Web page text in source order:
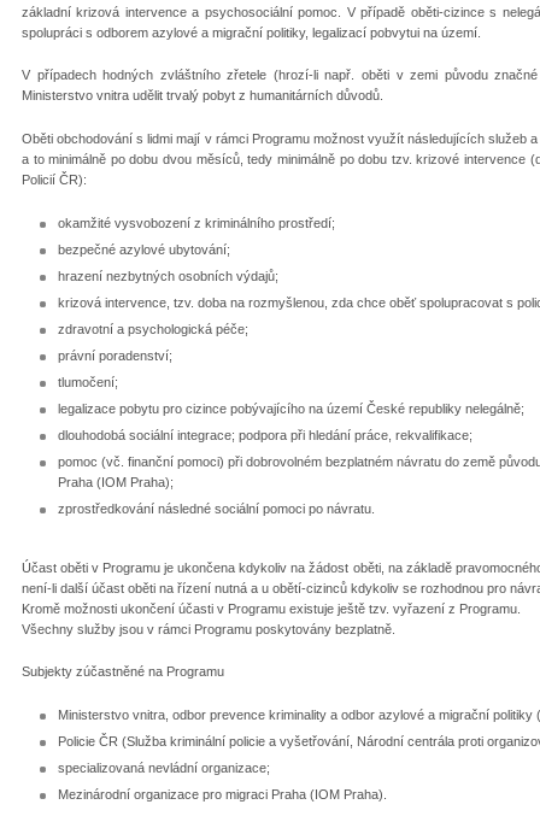
základní krizová intervence a psychosociální pomoc. V přípa­dě oběti-cizince s
spolupráci s odborem azylové a migrační politiky, legalizací pobvytui na území.
V případech hodných zvláštního zřetele (hrozí-li např. oběti v zemi původu
Ministerstvo vnitra udělit trvalý pobyt z humanitárních důvodů.
Oběti obchodování s lidmi mají v rámci Programu možnost využít následujících služeb
a to minimálně po dobu dvou měsíců, tedy minimálně po dobu tzv. krizové intervence
Policií ČR):
okamžité vysvobození z kriminálního prostředí;
bezpečné azylové ubytování;
hrazení nezbytných osobních výdajů;
krizová intervence, tzv. doba na rozmyšlenou, zda chce oběť spolupracovat s
zdravotní a psychologická péče;
právní poradenství;
tlumočení;
legalizace pobytu pro cizince pobývajícího na území České republiky nelegálně;
dlouhodobá sociální integrace; podpora při hledání práce, rekvalifikace;
pomoc (vč. finanční pomoci) při dobrovolném bezplat­ném návratu do země
Praha (IOM Praha);
zprostředkování následné sociální pomoci po návratu.
Účast oběti v Programu je ukončena kdykoliv na žádost oběti, na základě
není-li další účast oběti na řízení nutná a u obětí­-cizinců kdykoliv se rozhodnou pro
Kromě možnosti ukončení účasti v Programu existuje ještě tzv. vyřazení z Programu.
Všechny služby jsou v rámci Programu poskytovány bez­platně.
Subjekty zúčastněné na Programu
Ministerstvo vnitra, odbor prevence kriminality a odbor azylové a mig­rační politiky
Policie ČR (Služba kriminální policie a vyšetřování, Národní centrála proti
specializovaná nevládní organizace;
Mezinárodní organizace pro migraci Praha (IOM Praha).